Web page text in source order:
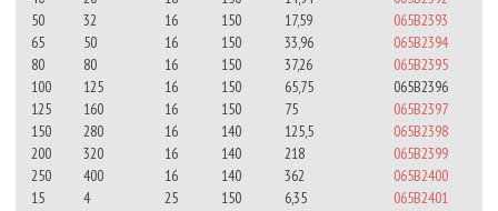
50
32 16 150 17,59
065B2393
65
50 16 150 33,96
065B2394
80
80 16 150 37,26
065B2395
100
125 16 150 65,75
065B2396
125
160 16 150 75
065B2397
150
280 16 140 125,5
065B2398
200
320 16 140 218
065B2399
250
400 16 140 362
065B2400
15
4 25 150 6,35
065B2401